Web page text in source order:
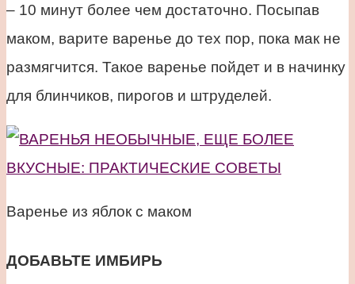
– 10 минут более чем достаточно. Посыпав
маком, варите варенье до тех пор, пока мак не
размягчится. Такое варенье пойдет и в начинку
для блинчиков, пирогов и штруделей.
Варенье из яблок с маком
ДОБАВЬТЕ ИМБИРЬ